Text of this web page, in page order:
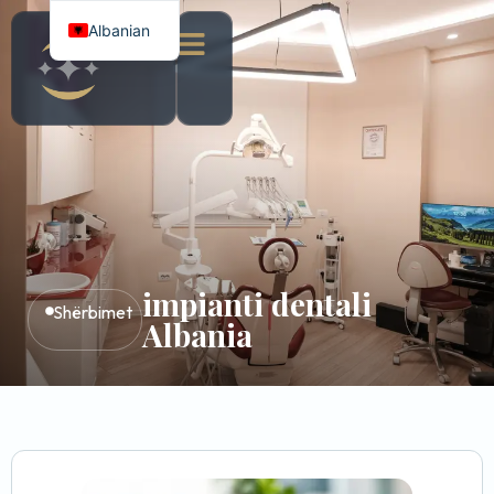
Shërbimet impianti dentali
Albania
Albanian
Italian